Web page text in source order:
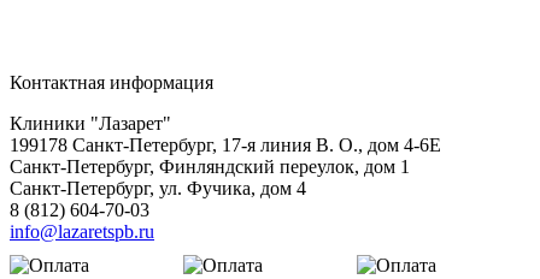
Контактная информация
Клиники "Лазарет"
199178 Санкт-Петербург, 17-я линия В. О., дом 4-6Е
Санкт-Петербург, Финляндский переулок, дом 1
Санкт-Петербург, ул. Фучика, дом 4
8 (812) 604-70-03
info@lazaretspb.ru